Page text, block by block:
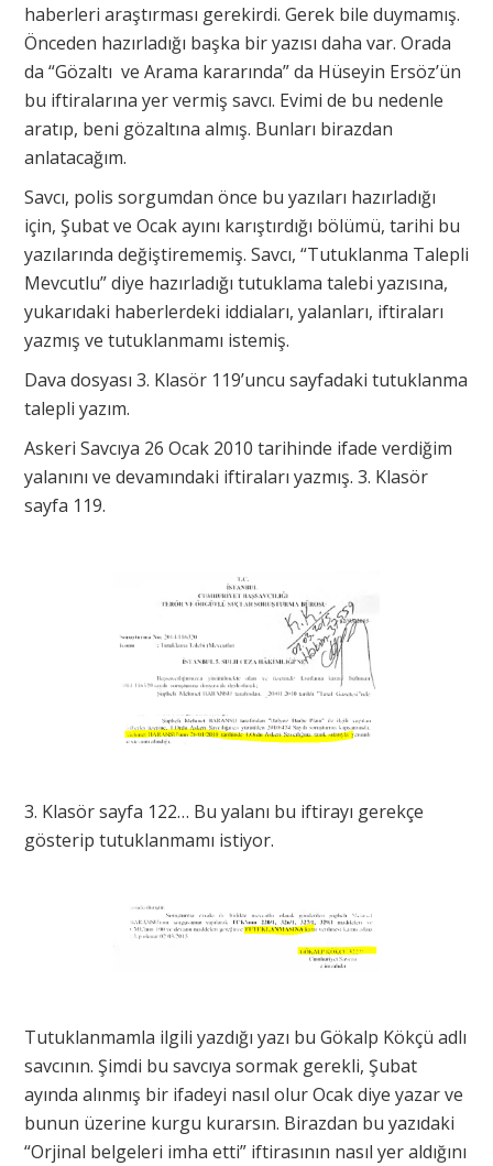
haberleri araştırması gerekirdi. Gerek bile duymamış.
Önceden hazırladığı başka bir yazısı daha var. Orada
da “Gözaltı ve Arama kararında” da Hüseyin Ersöz’ün
bu iftiralarına yer vermiş savcı. Evimi de bu nedenle
aratıp, beni gözaltına almış. Bunları birazdan
anlatacağım.
Savcı, polis sorgumdan önce bu yazıları hazırladığı
için, Şubat ve Ocak ayını karıştırdığı bölümü, tarihi bu
yazılarında değiştirememiş. Savcı, “Tutuklanma Talepli
Mevcutlu” diye hazırladığı tutuklama talebi yazısına,
yukarıdaki haberlerdeki iddiaları, yalanları, iftiraları
yazmış ve tutuklanmamı istemiş.
Dava dosyası 3. Klasör 119’uncu sayfadaki tutuklanma
talepli yazım.
Askeri Savcıya 26 Ocak 2010 tarihinde ifade verdiğim
yalanını ve devamındaki iftiraları yazmış. 3. Klasör
sayfa 119.
3. Klasör sayfa 122… Bu yalanı bu iftirayı gerekçe
gösterip tutuklanmamı istiyor.
Tutuklanmamla ilgili yazdığı yazı bu Gökalp Kökçü adlı
savcının. Şimdi bu savcıya sormak gerekli, Şubat
ayında alınmış bir ifadeyi nasıl olur Ocak diye yazar ve
bunun üzerine kurgu kurarsın. Birazdan bu yazıdaki
“Orjinal belgeleri imha etti” iftirasının nasıl yer aldığını